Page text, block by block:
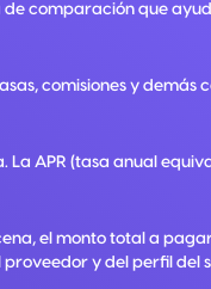
comparación que
comisiones y demás
La APR (tasa anual
el monto total a
proveedor y del perfil del